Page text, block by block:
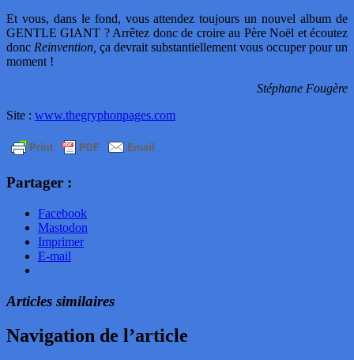
Et vous, dans le fond, vous attendez toujours un nouvel album de
GENTLE GIANT ? Arrêtez donc de croire au Père Noël et écoutez
donc Reinvention, ça devrait substantiellement vous occuper pour un
moment !
Stéphane Fougère
Site : www.thegryphonpages.com
Partager :
Facebook
Mastodon
Imprimer
E-mail
Articles similaires
Navigation de l’article